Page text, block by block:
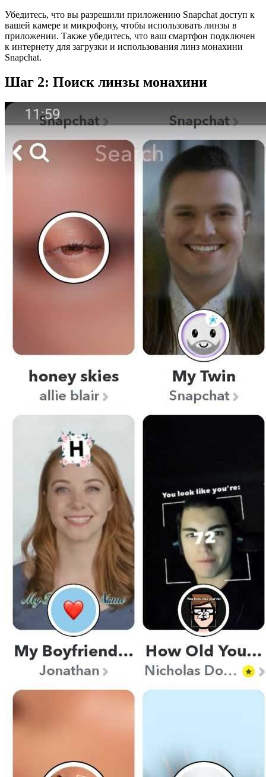
Убедитесь, что вы разрешили приложению Snapchat доступ к
вашей камере и микрофону, чтобы использовать линзы в
приложении. Также убедитесь, что ваш смартфон подключен
к интернету для загрузки и использования линз монахини
Snapchat.
Шаг 2: Поиск линзы монахини